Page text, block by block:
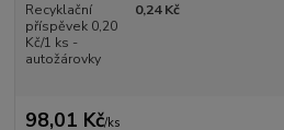
Recyklační
příspěvek 0,20
Kč/1 ks -
autožárovky
0,24 Kč
98,01 Kč/ks